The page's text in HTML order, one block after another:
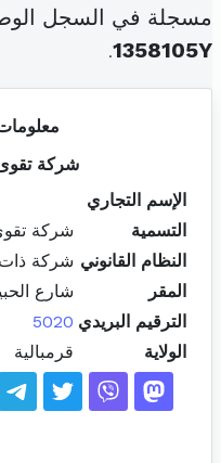
مسجلة في السجل
1358105Y
.
شركة تقوى
الإسم التجاري
التسمية
شركة
النظام القانوني شركة ذات
المقر
شارع
الترقيم البريدي 5020
الولاية
قرمبالية